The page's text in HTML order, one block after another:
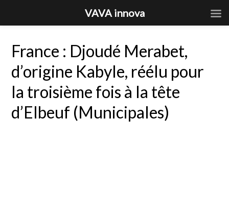
France : Djoudé Merabet,
d’origine Kabyle, réélu pour
la troisième fois à la tête
d’Elbeuf (Municipales)
VAVA innova